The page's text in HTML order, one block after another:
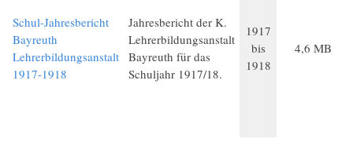
Schul-Jahresbericht
Bayreuth
Lehrerbildungsanstalt
1917-1918
Jahresbericht der K.
Lehrerbildungsanstalt
Bayreuth für das
Schuljahr 1917/18.
1917
bis
1918
4,6 MB